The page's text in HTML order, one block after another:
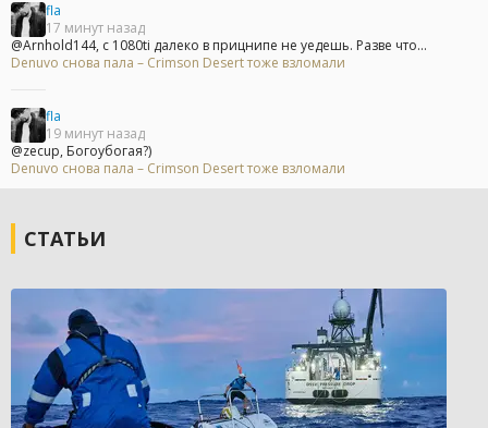
fla
17 минут назад
@Arnhold144, с 1080ti далеко в прицнипе не уедешь. Разве что...
Denuvo снова пала – Crimson Desert тоже взломали
fla
19 минут назад
@zecup, Богоубогая?)
Denuvo снова пала – Crimson Desert тоже взломали
СТАТЬИ